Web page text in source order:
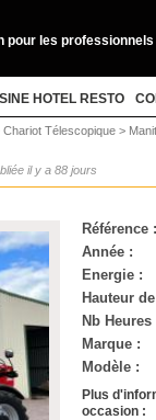
pour les professionnels
HOTEL RESTO
Chariot Télescopique >
il y a 88 jours
Référence :
Année :
Energie :
Hauteur
Nb Heures
Marque :
Modèle :
Plus
occasion :